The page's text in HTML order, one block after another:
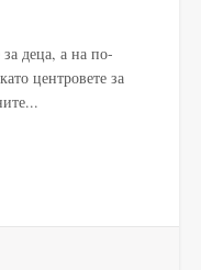
деца, а на по-
центровете за